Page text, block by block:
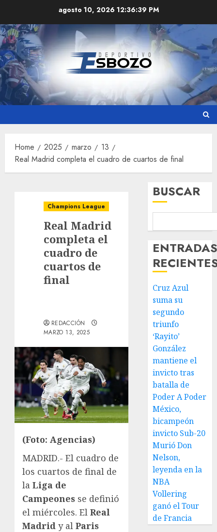
content
agosto 10, 2026 12:36:39 PM
Home 2025 marzo
13
Real Madrid completa el cuadro de cuartos de final
Champions League
Real Madrid
completa el
cuadro de
cuartos de
final
REDACCIÓN
MARZO 13, 2025
(Foto: Agencias)
MADRID.- El cuadro de
los cuartos de final de
la Liga de
Campeones se definió
el miércoles. El Real
Madrid y al Paris
BUSCAR
Cruz Azul
suma su
segundo
triunfo
‘Rayito’
González
mantiene el
invicto tras
batalla de
Poder A Poder
México,
bicampeón
invicto Sub-20
Murió Don
Nelson,
leyenda en la
NBA
Vollering
ganó el Tour
de Francia